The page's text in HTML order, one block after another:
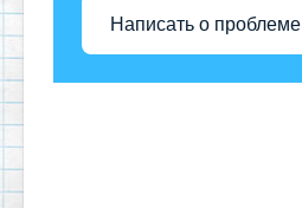
Написать о проблеме